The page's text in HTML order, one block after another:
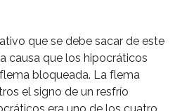
que se debe sacar de este
causa que los hipocráticos
bloqueada. La flema
el signo de un resfrío